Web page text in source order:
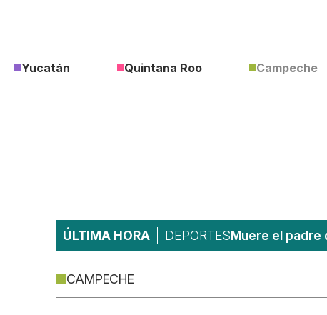
Yucatán Quintana Roo Campeche
ÚLTIMA HORA DEPORTESMuere el padre
CAMPECHE